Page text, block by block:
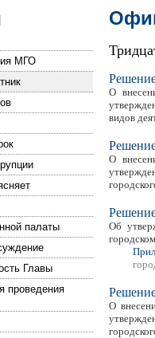
МГО
палаты
Главы
проведения
О
видов
О
Об
О